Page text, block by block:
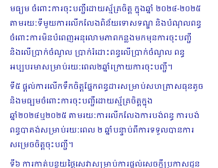
មធ្យម ចំពោះការចុះបញ្ជីដោយស្ម័គ្រចិត្ត ក្នុងឆ្នាំ ២០២៤-២០២៥
តាមរយៈទីមួយការលើកលែ​ងពិន័យទោសទណ្ឌ និងបំណុលពន្ធ
ចំពោះការមិនបំពេញអនុលោមភាពកន្លងមកមុនការចុះបញ្ជី
និងលើប្រាក់ចំណូល ប្រាក់រំដោះពន្ធលើប្រាក់ចំណូល ពន្ធ
អប្បបរមាសម្រាប់រយៈពេល២ឆ្នាំក្រោយការចុះបញ្ជី។
ទី៥ ផ្ដល់ការលើកទឹកចិត្តផ្នែកពន្ធដារសម្រាប់សហគ្រាសធុនតូច
និងមធ្បមចំពោះការចុះបញ្ជីដោយស្ម័គ្រចិត្តក្នុង
ឆ្នាំ២០២៤ឬ២០២៥ តាមរយៈការលើកលែងការបង់ពន្ធ ការបង់
ពន្ធបាតង់សម្រាប់រយៈពេល ២ ឆ្នាំបន្ទាប់ពីការទទួលបានការ
សម្រេចចិត្តចុះបញ្ជី។ ​
ទី៦ ការកាត់បន្ថយថ្លៃសេវាសម្រាប់ការផ្តល់សេចក្តីប្រកាសជូន